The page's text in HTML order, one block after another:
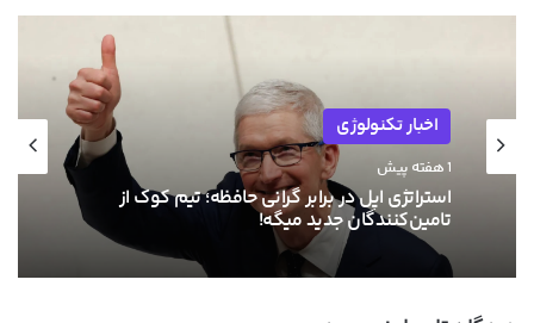
اخبار تکنولوژی
1 هفته پیش
استراتژی اپل در برابر گرانی حافظه؛ تیم کوک از
تامین‌کنندگان جدید میگه!